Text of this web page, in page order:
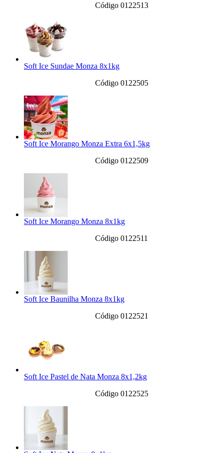
Código 0122513
Soft Ice Sundae Monza 8x1kg
Código 0122505
Soft Ice Morango Monza Extra 6x1,5kg
Código 0122509
Soft Ice Morango Monza 8x1kg
Código 0122511
Soft Ice Baunilha Monza 8x1kg
Código 0122521
Soft Ice Pastel de Nata Monza 8x1,2kg
Código 0122525